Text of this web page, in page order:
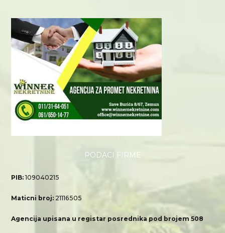
PODACI FIRME
PIB:109040215
Maticni broj: 21116505
Agencija upisana u registar posrednika pod brojem 508